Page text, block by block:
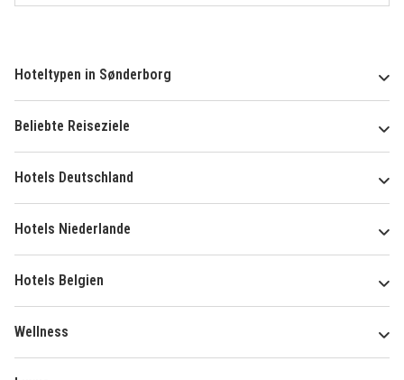
Hoteltypen in Sønderborg
Beliebte Reiseziele
Hotels Deutschland
Hotels Niederlande
Hotels Belgien
Wellness